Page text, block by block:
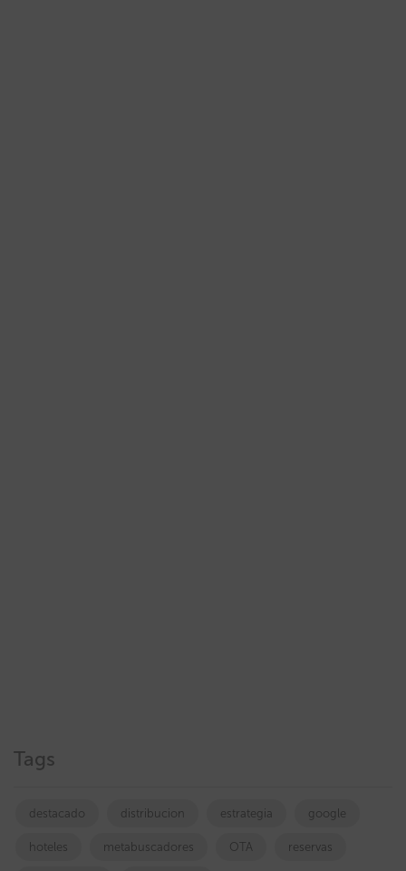
Tags
destacado distribucion estrategia google
hoteles metabuscadores OTA reservas